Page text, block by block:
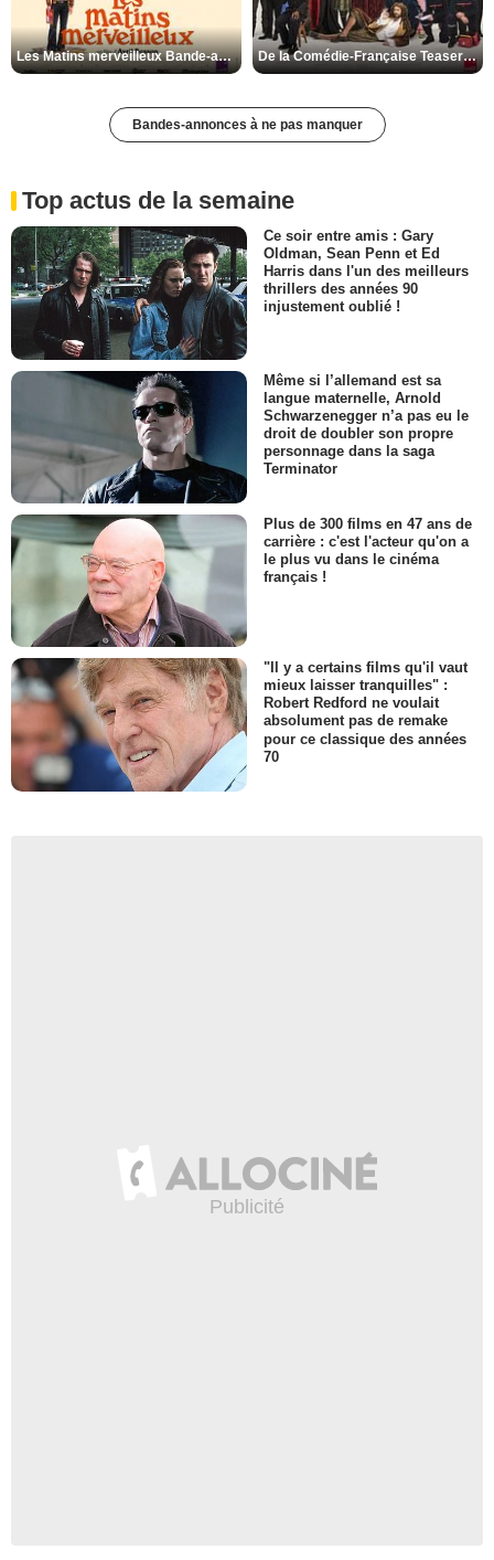
Les Matins merveilleux Bande-annonce VF De la Comédie-Française Teaser VF
Bandes-annonces à ne pas manquer
Top actus de la semaine
Ce soir entre amis : Gary
Oldman, Sean Penn et Ed
Harris dans l'un des meilleurs
thrillers des années 90
injustement oublié !
Même si l’allemand est sa
langue maternelle, Arnold
Schwarzenegger n’a pas eu le
droit de doubler son propre
personnage dans la saga
Terminator
Plus de 300 films en 47 ans de
carrière : c'est l'acteur qu'on a
le plus vu dans le cinéma
français !
"Il y a certains films qu'il vaut
mieux laisser tranquilles" :
Robert Redford ne voulait
absolument pas de remake
pour ce classique des années
70